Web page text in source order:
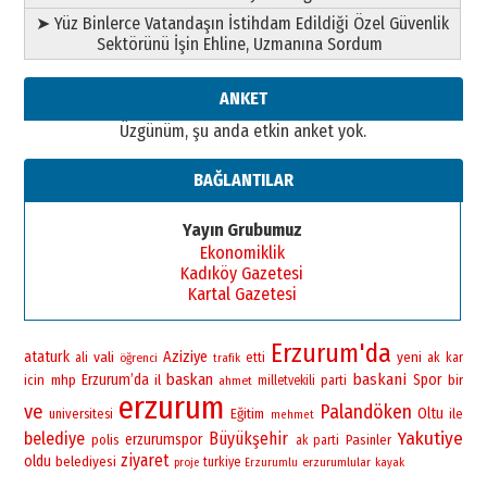
Ahmed Yesevi’den bir Alperen…
”Reisimiz” idi… Hakka yürüdü.!
26 Mart 2026 Perşembe
gönül adamı Faruk Terzioğlu!
Başkan Sekmen’den Erzurum’a
bir vizyon proje daha!
02 Ağustos 2026 Pazar
➤ Yüz Binlerce Vatandaşın İstihdam Edildiği Özel Güvenlik
Sektörünü İşin Ehline, Uzmanına Sordum
ANKET
Üzgünüm, şu anda etkin anket yok.
BAĞLANTILAR
Yayın Grubumuz
Ekonomiklik
Kadıköy Gazetesi
Kartal Gazetesi
ataturk ali vali öğrenci Aziziye trafik etti Erzurum'da yeni ak kar
icin mhp Erzurum’da il baskan ahmet milletvekili parti baskani Spor bir
ve universitesi erzurum Eğitim mehmet Palandöken Oltu ile
belediye polis erzurumspor Büyükşehir ak parti Pasinler Yakutiye
oldu belediyesi ziyaret proje turkiye Erzurumlu erzurumlular kayak